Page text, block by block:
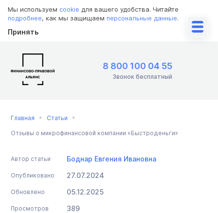
Мы используем cookie для вашего удобства. Читайте
подробнее, как мы защищаем персональные данные.
Принять
8 800 100 04 55
Звонок бесплатный
Главная Статьи
Отзывы о микрофинансовой компании «Быстроденьги»
Автор статьи Боднар Евгения Ивановна
Опубликовано 27.07.2024
Обновлено 05.12.2025
Просмотров 389